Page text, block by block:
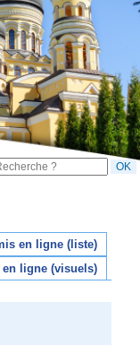
en ligne (liste)
ligne (visuels)